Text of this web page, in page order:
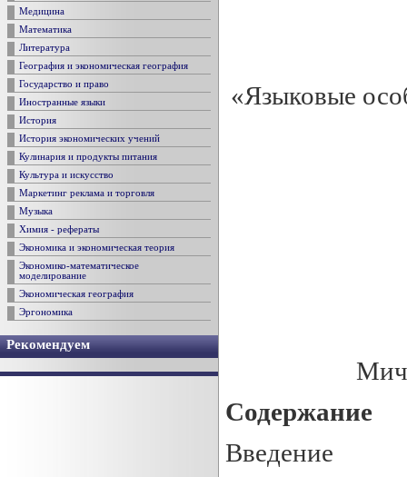
Медицина
Математика
Литература
География и экономическая география
Государство и право
Иностранные языки
История
История экономических учений
Кулинария и продукты питания
Культура и искусство
Маркетинг реклама и торговля
Музыка
Химия - рефераты
Экономика и экономическая теория
Экономико-математическое
моделирование
Экономическая география
Эргономика
Рекомендуем
«Языковые
Содержание
Введение